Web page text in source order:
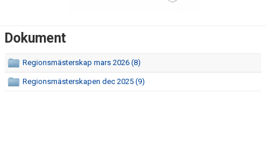
Dokument
Regionsmästerskap mars 2026 (8)
Regionsmästerskapen dec 2025 (9)